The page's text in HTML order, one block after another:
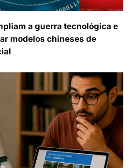
a guerra tecnológica e
modelos chineses de